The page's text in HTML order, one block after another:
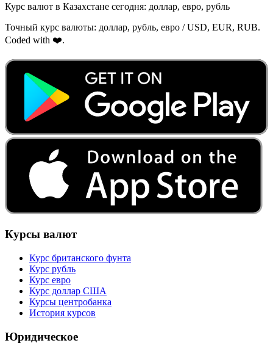
Курс валют в Казахстане сегодня: доллар, евро, рубль
Точный курс валюты: доллар, рубль, евро / USD, EUR, RUB.
Coded with ❤️.
Курсы валют
Курс британского фунта
Курс рубль
Курс евро
Курс доллар США
Курсы центробанка
История курсов
Юридическое